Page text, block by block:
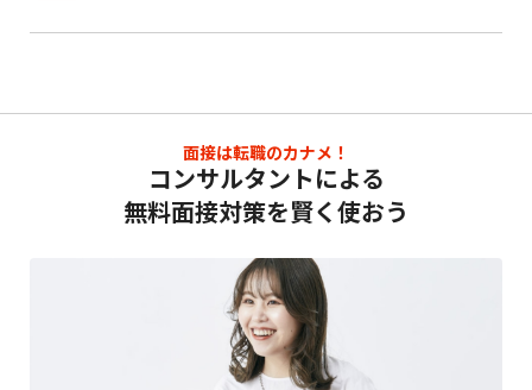
面接は転職のカナメ！
コンサルタントによる
無料面接対策を賢く使おう